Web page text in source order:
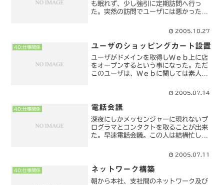
も眠れず、少し強引に定期訪問へ行っ
た。突然の訪問でユーザには悪かったな
グラムを一部修正する話になっているん
が来年2月なので全然慌てて...
2005.10.27
40:仕事関係 ユーザのショッピングカート設置
ユーザがドメインを取得しＷｅｂ上に店
をオープンするという事になった。ただ
このユーザは、Ｗｅｂに関しては素人で
とか、楽天等に出店した方が楽ですよ、
却下された。思うに...
2005.07.14
40:仕事関係 電話会議
深夜にしかメッセンジャーに現れないプ
ログラマとコンタクトを取ることが出来
た。早速電話会議。この人は結構忙しい
進まない。じゃあ何故この人にプログラ
ムを依頼するかというとこの人が作った
プログラムだから。それだ...
2005.07.11
40:仕事関係 ネットワーク構築
朝から本社、支社間のネットワーク及び